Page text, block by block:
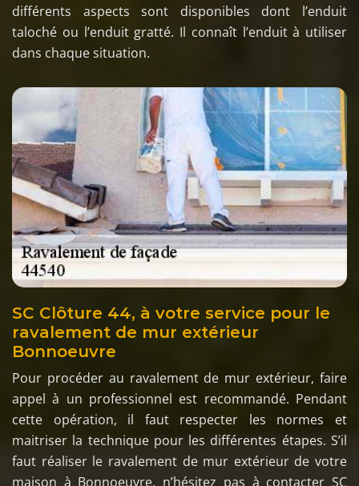
différents aspects sont disponibles dont l’enduit
taloché ou l’enduit gratté. Il connaît l’enduit à utiliser
dans chaque situation.
SC Clôture 44, à votre service pour le
ravalement de mur extérieur
Bonnoeuvre
Pour procéder au ravalement de mur extérieur, faire
appel à un professionnel est recommandé. Pendant
cette opération, il faut respecter les normes et
maitriser la technique pour les différentes étapes. S’il
faut réaliser le ravalement de mur extérieur de votre
maison à Bonnoeuvre, n’hésitez pas à contacter SC